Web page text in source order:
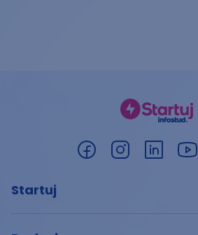
Startuj